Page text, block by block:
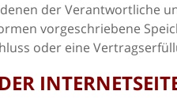
der Verantwortliche
vorgeschriebene
oder eine